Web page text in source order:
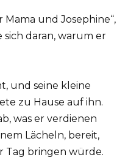
Mama und Josephine“,
daran, warum er
und seine kleine
zu Hause auf ihn.
was er verdienen
Lächeln, bereit,
Tag bringen würde.